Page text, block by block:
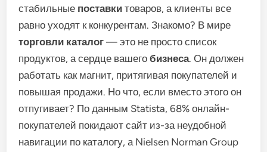
стабильные поставки товаров, а клиенты все
равно уходят к конкурентам. Знакомо? В мире
торговли каталог — это не просто список
продуктов, а сердце вашегобизнеса. Он должен
работать как магнит, притягивая покупателей и
повышая продажи. Но что, если вместо этого он
отпугивает? По данным Statista, 68% онлайн-
покупателей покидают сайт из-за неудобной
навигации по каталогу, а Nielsen Norman Group